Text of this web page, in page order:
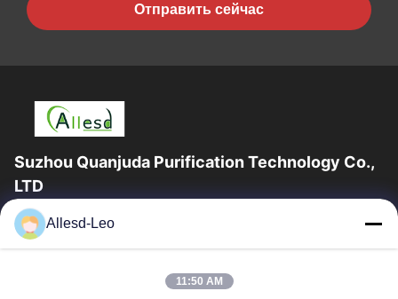
Отправить сейчас
Suzhou Quanjuda Purification Technology Co.,
LTD
опыт 16years, как ведущие изготовитель и экспортер ESD &
продуктов чистой комнаты, мы предлагаем полную
Allesd-Leo
11:50 AM